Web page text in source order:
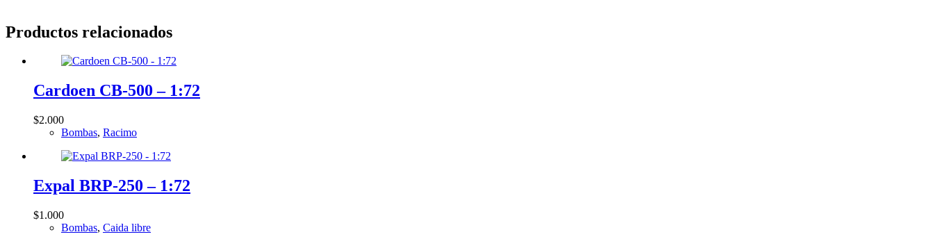
Productos relacionados
Cardoen CB-500 – 1:72
$2.000
Bombas, Racimo
Expal BRP-250 – 1:72
$1.000
Bombas, Caida libre